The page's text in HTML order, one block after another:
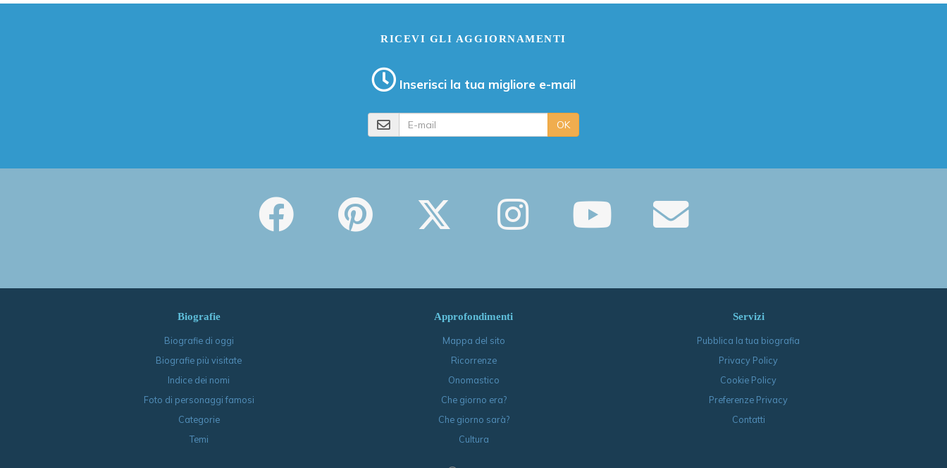
RICEVI GLI AGGIORNAMENTI
Inserisci la tua migliore e-mail
OK
Biografie
Biografie di oggi
Biografie più visitate
Indice dei nomi
Foto di personaggi famosi
Categorie
Temi
Approfondimenti
Mappa del sito
Ricorrenze
Onomastico
Che giorno era?
Che giorno sarà?
Cultura
Servizi
Pubblica la tua biografia
Privacy Policy
Cookie Policy
Preferenze Privacy
Contatti